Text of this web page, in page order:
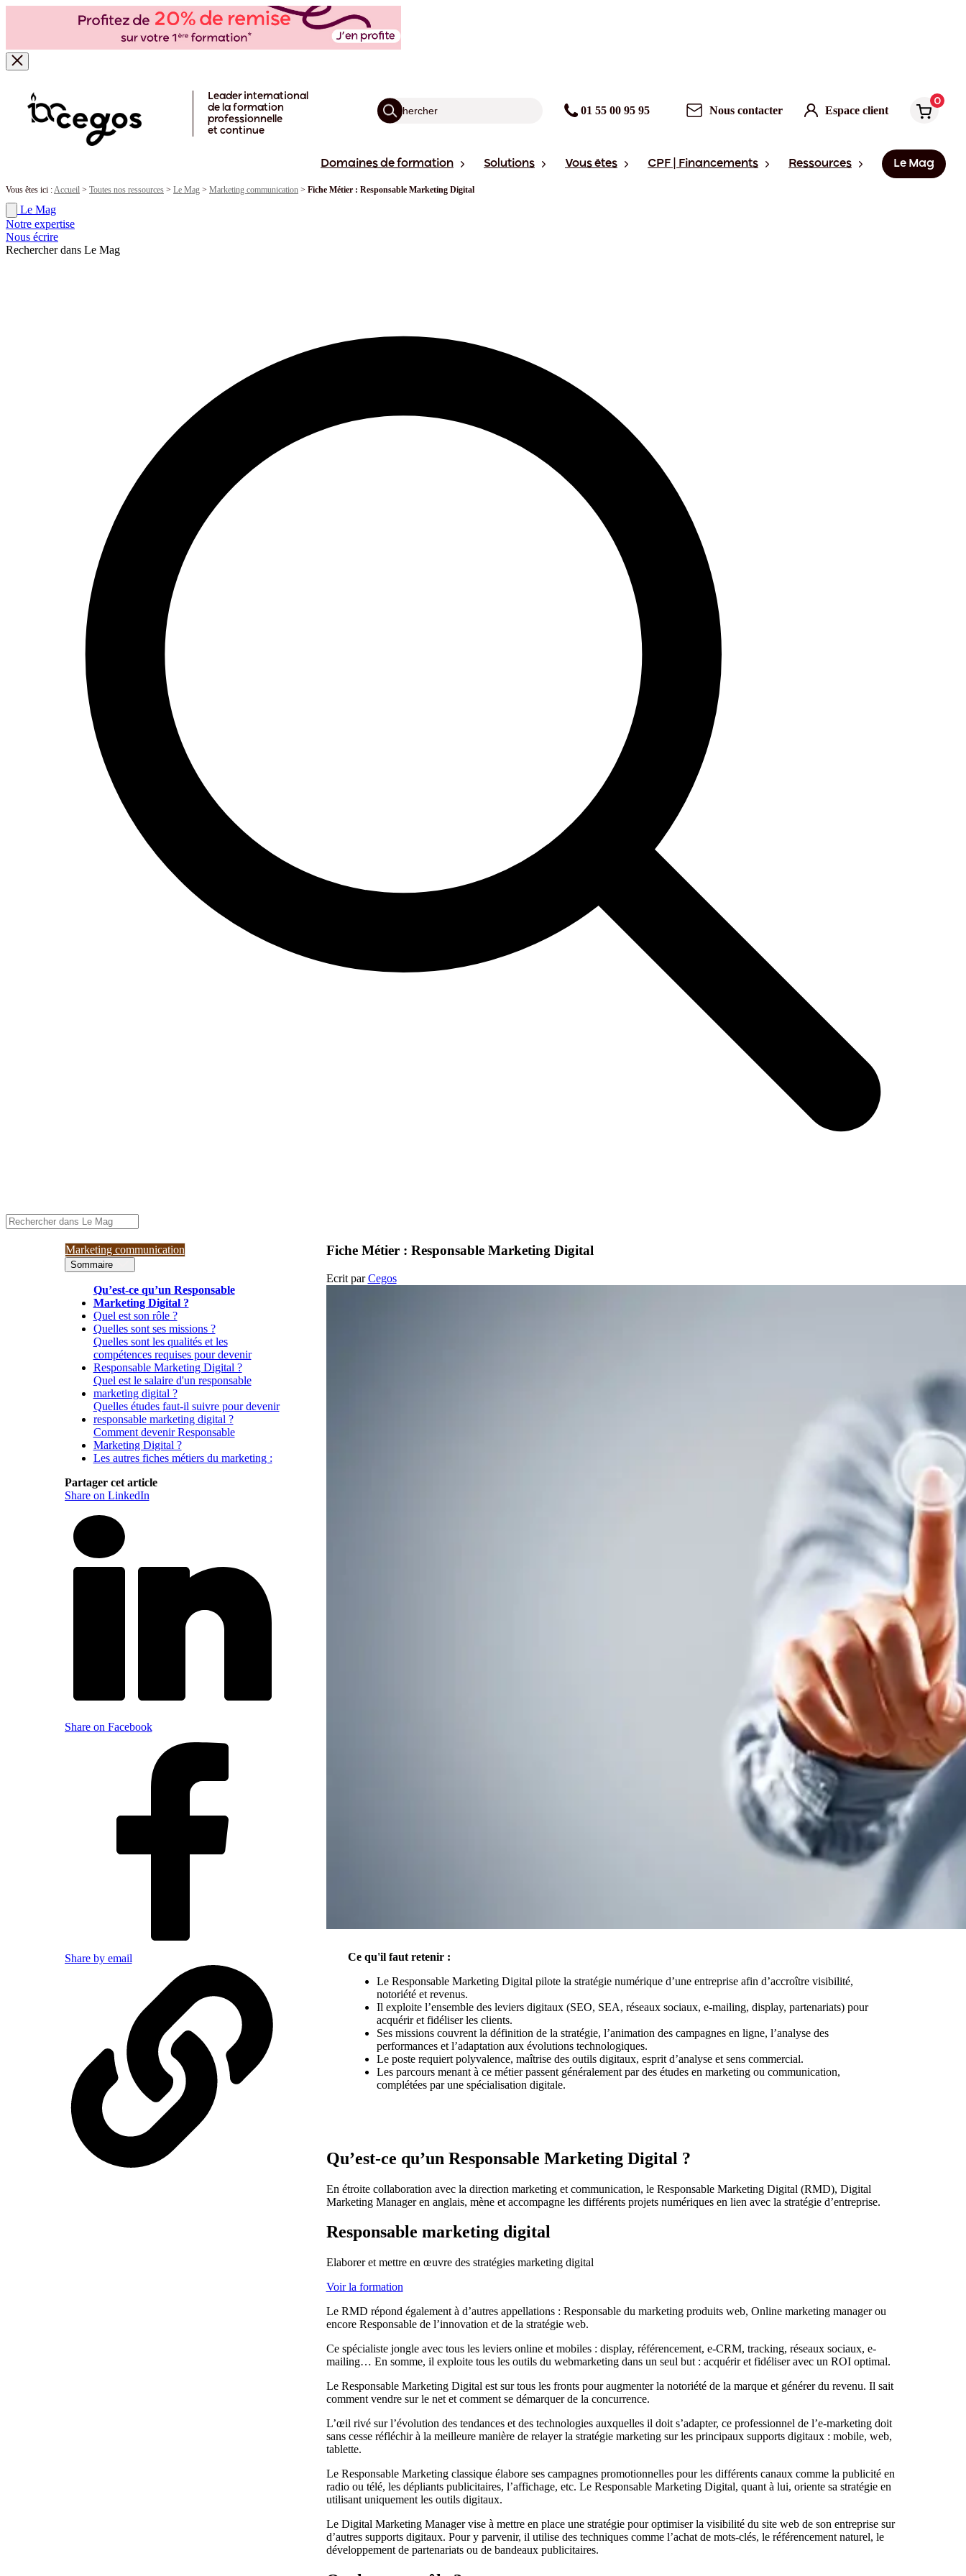
Leader international
de la formation
professionnelle
et continue
01 55 00 95 95 Nous contacter Espace client
0
Domaines de formation Solutions Vous êtes CPF | Financements Ressources Le Mag
Vous êtes ici :Accueil > Toutes nos ressources > Le Mag > Marketing communication > Fiche Métier : Responsable Marketing Digital
Le Mag
Notre expertise
Nous écrire
Rechercher dans Le Mag
Marketing communication
Sommaire
Qu’est-ce qu’un Responsable
Marketing Digital ?
Quel est son rôle ?
Quelles sont ses missions ?
Quelles sont les qualités et les
compétences requises pour devenir
Responsable Marketing Digital ?
Quel est le salaire d'un responsable
marketing digital ?
Quelles études faut-il suivre pour devenir
responsable marketing digital ?
Comment devenir Responsable
Marketing Digital ?
Les autres fiches métiers du marketing :
Partager cet article
Share on LinkedIn
Share on Facebook
Share by email
Fiche Métier : Responsable Marketing Digital
Ecrit parCegos
Ce qu'il faut retenir :
Le Responsable Marketing Digital pilote la stratégie numérique d’une entreprise afin d’accroître visibilité,
notoriété et revenus.
Il exploite l’ensemble des leviers digitaux (SEO, SEA, réseaux sociaux, e-mailing, display, partenariats) pour
acquérir et fidéliser les clients.
Ses missions couvrent la définition de la stratégie, l’animation des campagnes en ligne, l’analyse des
performances et l’adaptation aux évolutions technologiques.
Le poste requiert polyvalence, maîtrise des outils digitaux, esprit d’analyse et sens commercial.
Les parcours menant à ce métier passent généralement par des études en marketing ou communication,
complétées par une spécialisation digitale.
Qu’est-ce qu’un Responsable Marketing Digital ?
En étroite collaboration avec la direction marketing et communication, le Responsable Marketing Digital (RMD), Digital
Marketing Manager en anglais, mène et accompagne les différents projets numériques en lien avec la stratégie d’entreprise.
Responsable marketing digital
Elaborer et mettre en œuvre des stratégies marketing digital
Voir la formation
Le RMD répond également à d’autres appellations : Responsable du marketing produits web, Online marketing manager ou
encore Responsable de l’innovation et de la stratégie web.
Ce spécialiste jongle avec tous les leviers online et mobiles : display, référencement, e-CRM, tracking, réseaux sociaux, e-
mailing… En somme, il exploite tous les outils du webmarketing dans un seul but : acquérir et fidéliser avec un ROI optimal.
Le Responsable Marketing Digital est sur tous les fronts pour augmenter la notoriété de la marque et générer du revenu. Il sait
comment vendre sur le net et comment se démarquer de la concurrence.
L’œil rivé sur l’évolution des tendances et des technologies auxquelles il doit s’adapter, ce professionnel de l’e-marketing doit
sans cesse réfléchir à la meilleure manière de relayer la stratégie marketing sur les principaux supports digitaux : mobile, web,
tablette.
Le Responsable Marketing classique élabore ses campagnes promotionnelles pour les différents canaux comme la publicité en
radio ou télé, les dépliants publicitaires, l’affichage, etc. Le Responsable Marketing Digital, quant à lui, oriente sa stratégie en
utilisant uniquement les outils digitaux.
Le Digital Marketing Manager vise à mettre en place une stratégie pour optimiser la visibilité du site web de son entreprise sur
d’autres supports digitaux. Pour y parvenir, il utilise des techniques comme l’achat de mots-clés, le référencement naturel, le
développement de partenariats ou de bandeaux publicitaires.